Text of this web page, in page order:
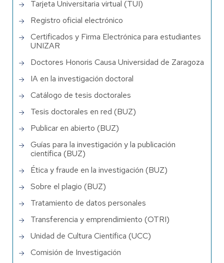
Tarjeta Universitaria virtual (TUI)
Registro oficial electrónico
Certificados y Firma Electrónica para estudiantes
UNIZAR
Doctores Honoris Causa Universidad de Zaragoza
IA en la investigación doctoral
Catálogo de tesis doctorales
Tesis doctorales en red (BUZ)
Publicar en abierto (BUZ)
Guías para la investigación y la publicación
científica (BUZ)
Ética y fraude en la investigación (BUZ)
Sobre el plagio (BUZ)
Tratamiento de datos personales
Transferencia y emprendimiento (OTRI)
Unidad de Cultura Científica (UCC)
Comisión de Investigación